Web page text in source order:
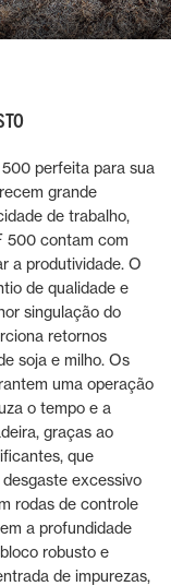
perfeita para sua
grande
de trabalho,
500 contam com
a produtividade. O
de qualidade e
singulação do
retornos
soja e milho. Os
uma operação
o tempo e a
graças ao
que
excessivo
rodas de controle
a profundidade
robusto e
de impurezas,